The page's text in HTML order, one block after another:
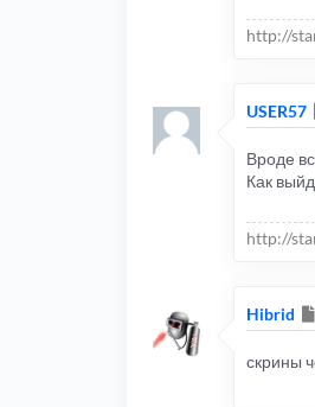
http://
USER57
Вроде
Как
http://
Hibrid
скрины